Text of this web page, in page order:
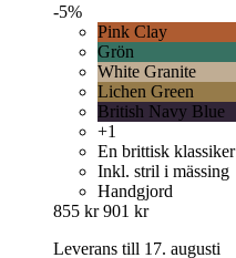
-5%
Pink Clay
Grön
White Granite
Lichen Green
British Navy Blue
+1
En brittisk klassiker
Inkl. stril i mässing
Handgjord
855 kr 901 kr
Leverans till 17. augusti